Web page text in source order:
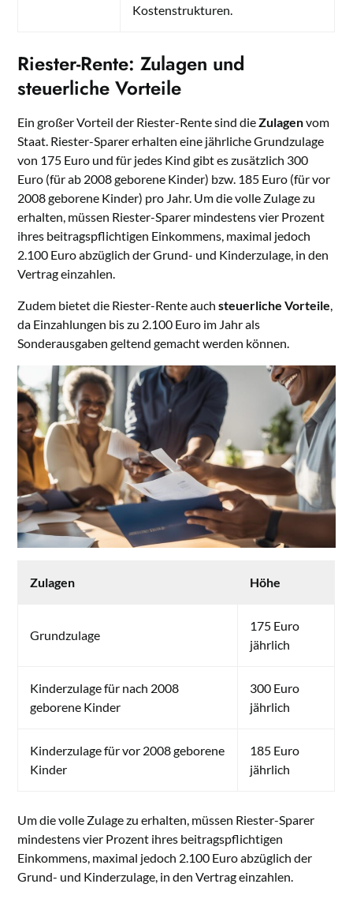
Kostenstrukturen.
Riester-Rente: Zulagen und
steuerliche Vorteile
Ein großer Vorteil der Riester-Rente sind dieZulagenvom
Staat. Riester-Sparer erhalten eine jährliche Grundzulage
von 175 Euro und für jedes Kind gibt es zusätzlich 300
Euro (für ab 2008 geborene Kinder) bzw. 185 Euro (für vor
2008 geborene Kinder) pro Jahr. Um die volle Zulage zu
erhalten, müssen Riester-Sparer mindestens vier Prozent
ihres beitragspflichtigen Einkommens, maximal jedoch
2.100 Euro abzüglich der Grund- und Kinderzulage, in den
Vertrag einzahlen.
Zudem bietet die Riester-Rente auchsteuerliche Vorteile,
da Einzahlungen bis zu 2.100 Euro im Jahr als
Sonderausgaben geltend gemacht werden können.
Zulagen Höhe
Grundzulage
175 Euro
jährlich
Kinderzulage für nach 2008
geborene Kinder
300 Euro
jährlich
Kinderzulage für vor 2008 geborene
Kinder
185 Euro
jährlich
Um die volle Zulage zu erhalten, müssen Riester-Sparer
mindestens vier Prozent ihres beitragspflichtigen
Einkommens, maximal jedoch 2.100 Euro abzüglich der
Grund- und Kinderzulage, in den Vertrag einzahlen.